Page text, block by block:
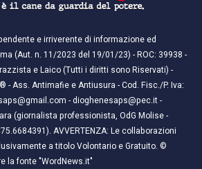
e irriverente di informazione ed
(Aut. n. 11/2023 del 19/01/23) - ROC: 39938 -
e Laico (Tutti i diritti sono Riservati) -
- Ass. Antimafie e Antiusura - Cod. Fisc./P. Iva:
- dioghenesaps@pec.it -
(giornalista professionista, OdG Molise -
AVVERTENZA: Le collaborazioni
a titolo Volontario e Gratuito. ©
la fonte "WordNews.it"